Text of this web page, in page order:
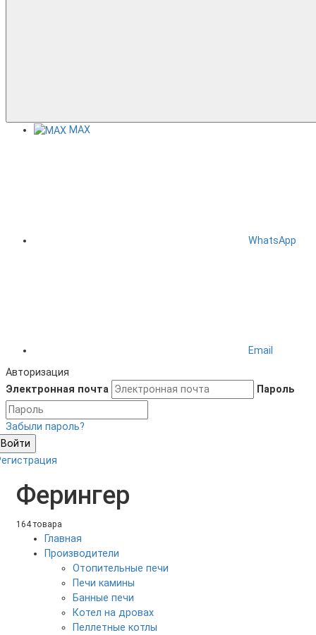
MAX
WhatsApp
Email
Авторизация
Электронная почта
Пароль
Забыли пароль?
Войти
Ферингер
164 товара
Главная
Производители
Отопительные печи
Печи камины
Банные печи
Котел на дровах
Пеллетные котлы